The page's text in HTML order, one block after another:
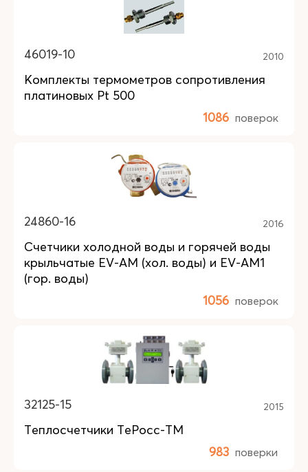
46019-10 2010
Комплекты термометров сопротивления
платиновых Pt 500
1086 поверок
24860-16 2016
Счетчики холодной воды и горячей воды
крыльчатые EV-AM (хол. воды) и EV-AM1
(гор. воды)
1056 поверок
32125-15 2015
Теплосчетчики ТеРосс-ТМ
983 поверки